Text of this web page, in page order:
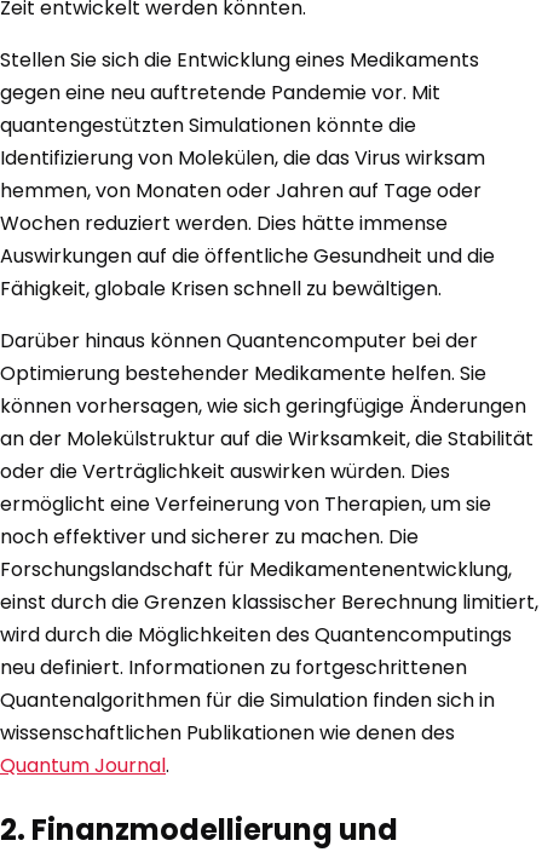
Zeit entwickelt werden könnten.
Stellen Sie sich die Entwicklung eines Medikaments
gegen eine neu auftretende Pandemie vor. Mit
quantengestützten Simulationen könnte die
Identifizierung von Molekülen, die das Virus wirksam
hemmen, von Monaten oder Jahren auf Tage oder
Wochen reduziert werden. Dies hätte immense
Auswirkungen auf die öffentliche Gesundheit und die
Fähigkeit, globale Krisen schnell zu bewältigen.
Darüber hinaus können Quantencomputer bei der
Optimierung bestehender Medikamente helfen. Sie
können vorhersagen, wie sich geringfügige Änderungen
an der Molekülstruktur auf die Wirksamkeit, die Stabilität
oder die Verträglichkeit auswirken würden. Dies
ermöglicht eine Verfeinerung von Therapien, um sie
noch effektiver und sicherer zu machen. Die
Forschungslandschaft für Medikamentenentwicklung,
einst durch die Grenzen klassischer Berechnung limitiert,
wird durch die Möglichkeiten des Quantencomputings
neu definiert. Informationen zu fortgeschrittenen
Quantenalgorithmen für die Simulation finden sich in
wissenschaftlichen Publikationen wie denen des
Quantum Journal.
2. Finanzmodellierung und